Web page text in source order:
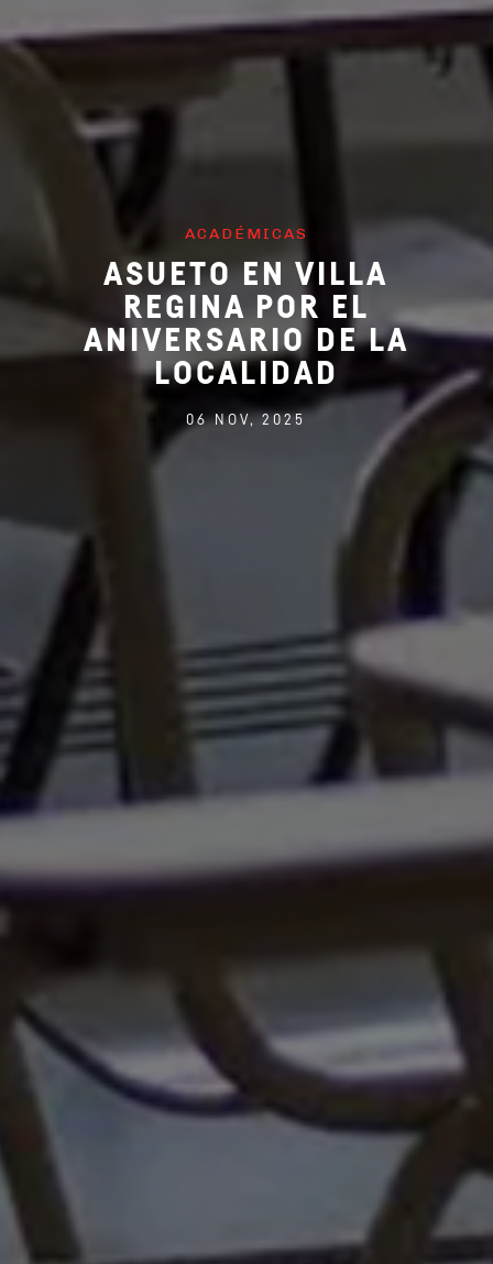
ACADÉMICAS
ASUETO EN VILLA
REGINA POR EL
ANIVERSARIO DE LA
LOCALIDAD
06 NOV, 2025